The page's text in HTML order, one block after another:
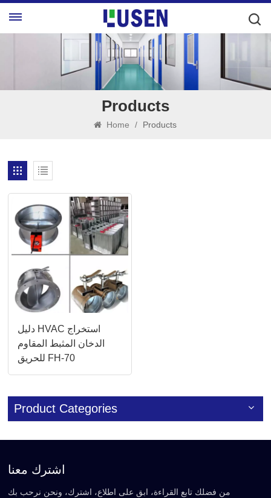
Products
Home / Products
دليل HVAC استخراج
الدخان المثبط المقاوم
للحريق FH-70
Product Categories
اشترك معنا
من فضلك تابع القراءة، ابق على اطلاع، اشترك، ونحن نرحب بك